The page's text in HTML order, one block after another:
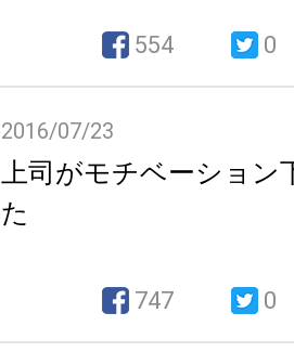
554 0
2016/07/23
上司がモチベーション
た
747 0